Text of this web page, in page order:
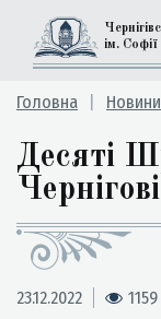
ім.
Головна Новини
Десяті
Чернігові
23.12.2022 1159